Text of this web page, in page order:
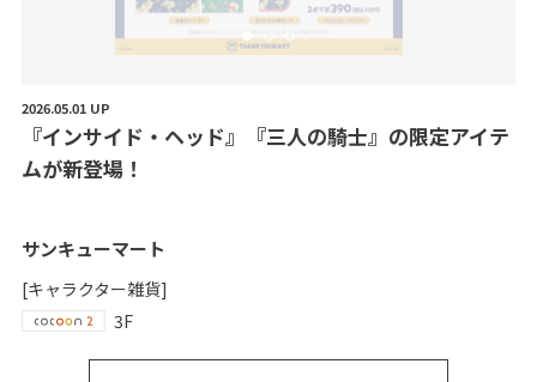
2026.05.01 UP
『インサイ ド ・ ヘッ ド』 『三人の騎士』 の限定アイテ
ムが新登場 ！
サンキューマート
[キャラクター雑貨]
3F